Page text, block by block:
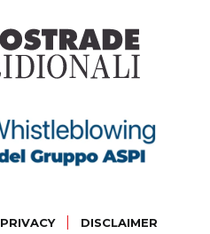
PRIVACY DISCLAIMER